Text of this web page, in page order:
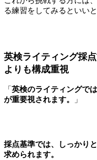
る練習をしてみるといいと
英検ライティング採
よりも構成重視
「 英検のライティングで
が重要視されます。
」
採点基準では、しっかり
求められます。